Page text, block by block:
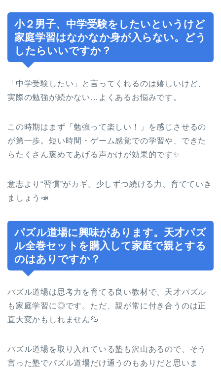
小２男子、中学受験をしたいというけど
家庭学習はなかなか身が入らない。どう
したらいいですか？
「中学受験したい」と言ってくれるのは嬉しいけど、
実際の勉強が続かない…よくあるお悩みです。
この時期はまず「勉強って楽しい！」を感じさせるの
が第一歩。短い時間・ゲーム感覚での学習や、できた
らたくさん褒めてあげる声かけが効果的です✨
意志より“習慣”がカギ。少しずつ続ける力、育てていき
ましょう📣
パズル道場に興味があります。天才パズ
ル全巻セットを購入して家庭で親とする
のはありですか？
パズル道場は思考力を育てる良い教材で、天才パズル
も家庭学習に◎です。ただ、親が常に付き合うのは正
直大変かもしれません💦
パズル道場を取り入れている塾も沢山あるので、そう
言った塾でパズル道場だけ通うのもありだと思いま